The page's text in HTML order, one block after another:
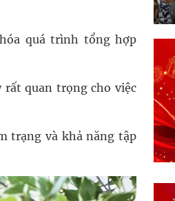
quá trình tổng hợp
quan trọng cho việc
trạng và khả năng tập